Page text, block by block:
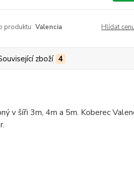
produktu: Valencia Hlídat
zboží 4
v šíři 3m, 4m a 5m. Koberec